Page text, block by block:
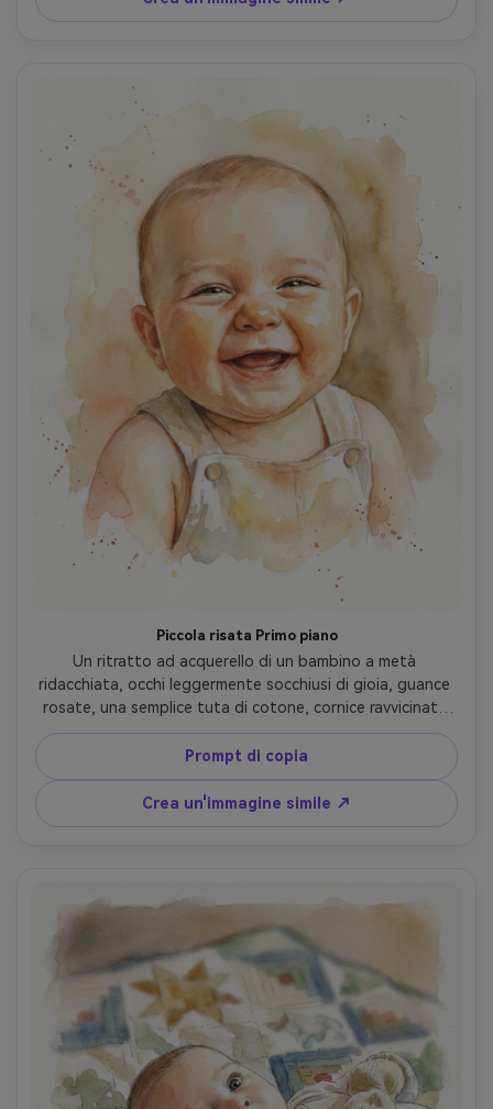
obiettivo 85mm, profondità di campo bassa-AR 4:5
Piccola risata Primo piano
Un ritratto ad acquerello di un bambino a metà
ridacchiata, occhi leggermente socchiusi di gioia, guance
rosate, una semplice tuta di cotone, cornice ravvicinata
dal petto verso l'alto, morbida tavolozza di pesca e
miele, miscelazione bagnata su bagnata, punti salienti
nitidi sugli occhi, sottili accenti di schizzi mantenuti di
gusto, ricordo di calore e intimità, obiettivo da 85 mm,
profondità di campo bassa-AR 4:5
Prompt di copia
Crea un'immagine simile ↗